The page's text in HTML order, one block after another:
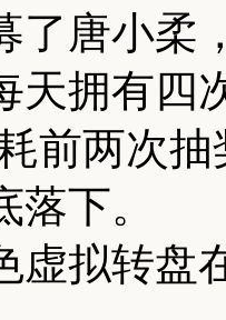
了唐小柔
天拥有四
前两次抽
下。
虚拟转盘